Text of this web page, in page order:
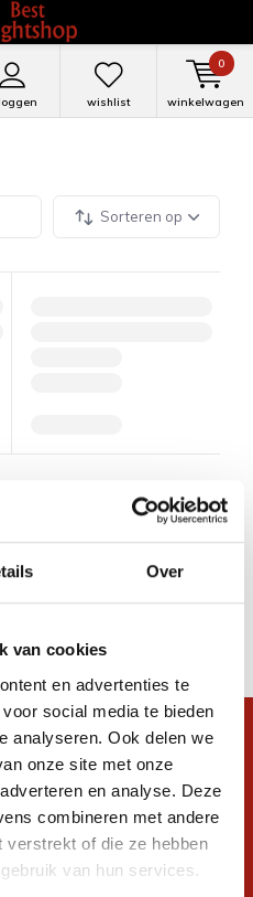
Over
van cookies
en advertenties te
social media te bieden
analyseren. Ook delen we
onze site met onze
en analyse. Deze
combineren met andere
verstrekt of die ze hebben
van hun services.
wishlist winkelwagen
0
Sorteren op
je